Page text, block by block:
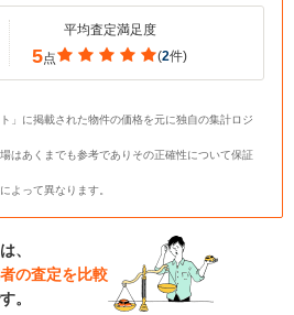
平均査定満足度
5点 (2件)
」に掲載された物件の価格を元に独自の集計ロジ
はあくまでも参考でありその正確性について保証
よって異なります。
、
の査定を比較
。